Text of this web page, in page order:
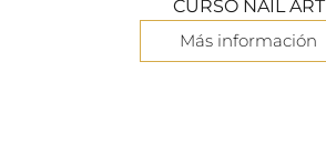
CURSO NAIL ART
Más información